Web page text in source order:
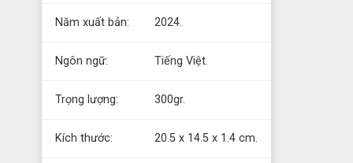
Năm xuất bản: 2024.
Ngôn ngữ: Tiếng Việt.
Trọng lượng: 300gr.
Kích thước: 20.5 x 14.5 x 1.4 cm.